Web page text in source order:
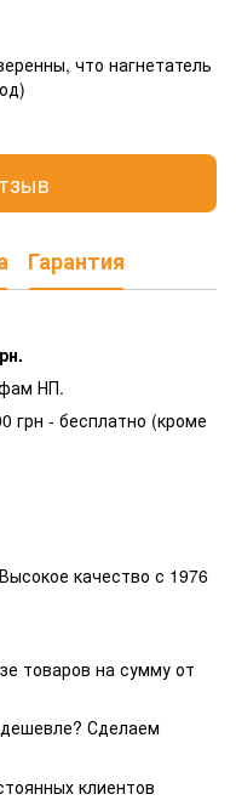
что нагнетатель
Гарантия
НП.
грн - бесплатно (кроме
качество с 1976
товаров на сумму от
Сделаем
клиентов